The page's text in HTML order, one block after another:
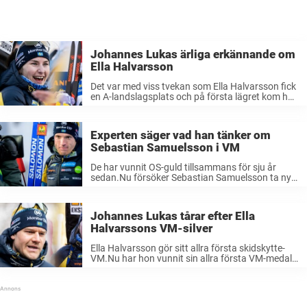
Johannes Lukas ärliga erkännande om
Ella Halvarsson
Det var med viss tvekan som Ella Halvarsson fick
en A-landslagsplats och på första lägret kom hon
Experten säger vad han tänker om
Sebastian Samuelsson i VM
De har vunnit OS-guld tillsammans för sju år
sedan.Nu försöker Sebastian Samuelsson ta nya
2018 ...
Johannes Lukas tårar efter Ella
Halvarssons VM-silver
Ella Halvarsson gör sitt allra första skidskytte-
VM.Nu har hon vunnit sin allra första VM-medalj